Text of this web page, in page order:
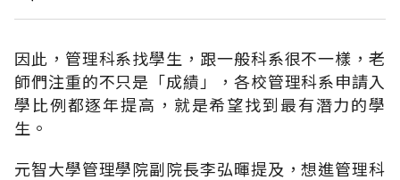
因此，管理科系找學生，跟一般科系很不一樣，老
師們注重的不只是「成績」，各校管理科系申請入
學比例都逐年提高，就是希望找到最有潛力的學
生。
元智大學管理學院副院長李弘暉提及，想進管理科